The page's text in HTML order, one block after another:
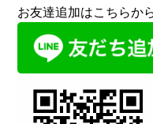
お友達追加はこちらか